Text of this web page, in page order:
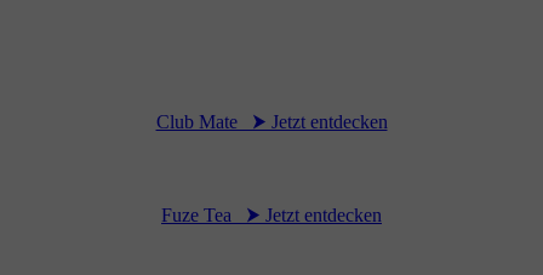
Club Mate ⮞ Jetzt entdecken
Fuze Tea ⮞ Jetzt entdecken